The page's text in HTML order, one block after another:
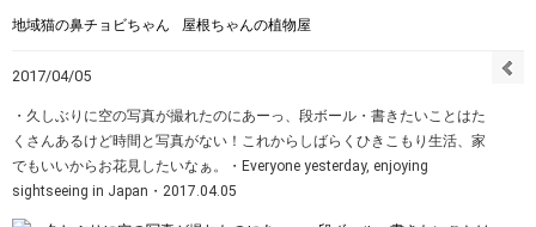
地域猫の鼻チョビちゃん 屋根ちゃんの植物屋
2017/04/05
・久しぶりに空の写真が撮れたのにあーっ、段ボール・書きたいことはた
くさんあるけど時間と写真がない！これからしばらくひきこもり生活、家
でもいいからお花見したいなぁ。・Everyone yesterday, enjoying
sightseeing in Japan・2017.04.05